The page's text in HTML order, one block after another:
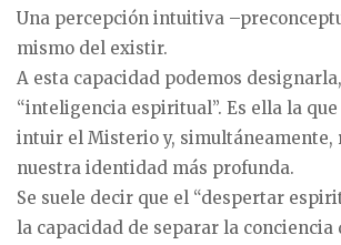
Una percepción intuitiva
mismo del existir.
A esta capacidad podemos
“inteligencia espiritual”. Es ella la
intuir el Misterio y, simultáneamente,
nuestra identidad más profunda.
Se suele decir que el “despertar
la capacidad de separar la conciencia